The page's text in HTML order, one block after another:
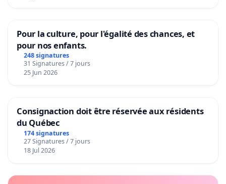
Pour la culture, pour l'égalité des chances, et
pour nos enfants.
248 signatures
31 Signatures / 7 jours
25 Jun 2026
Consignaction doit être réservée aux résidents
du Québec
174 signatures
27 Signatures / 7 jours
18 Jul 2026